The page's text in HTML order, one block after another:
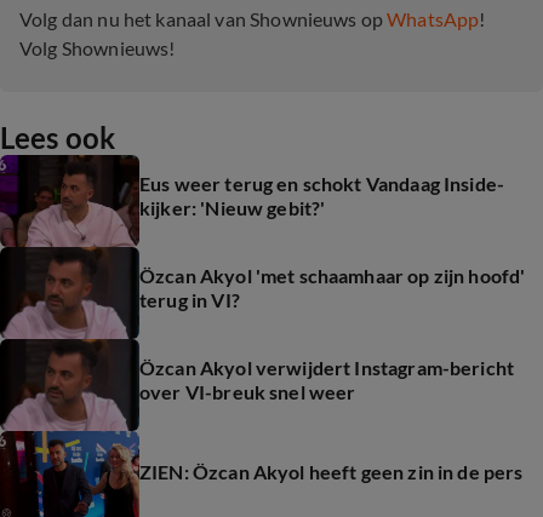
Volg dan nu het kanaal van Shownieuws opWhatsApp!
Volg Shownieuws!
Lees ook
Eus weer terug en schokt Vandaag Inside-
kijker: 'Nieuw gebit?'
Özcan Akyol 'met schaamhaar op zijn hoofd'
terug in VI?
Özcan Akyol verwijdert Instagram-bericht
over VI-breuk snel weer
ZIEN: Özcan Akyol heeft geen zin in de pers